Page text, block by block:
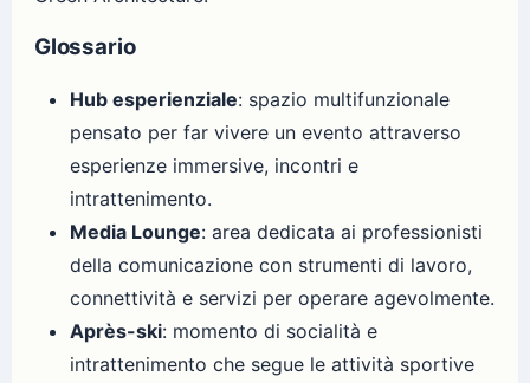
Glossario
Hub esperienziale: spazio multifunzionale
pensato per far vivere un evento attraverso
esperienze immersive, incontri e
intrattenimento.
Media Lounge: area dedicata ai professionisti
della comunicazione con strumenti di lavoro,
connettività e servizi per operare agevolmente.
Après-ski: momento di socialità e
intrattenimento che segue le attività sportive